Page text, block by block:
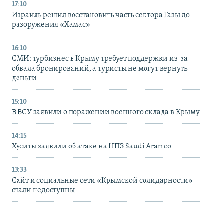
17:10
Израиль решил восстановить часть сектора Газы до
разоружения «Хамас»
16:10
СМИ: турбизнес в Крыму требует поддержки из-за
обвала бронирований, а туристы не могут вернуть
деньги
15:10
В ВСУ заявили о поражении военного склада в Крыму
14:15
Хуситы заявили об атаке на НПЗ Saudi Aramco
13:33
Сайт и социальные сети «Крымской солидарности»
стали недоступны